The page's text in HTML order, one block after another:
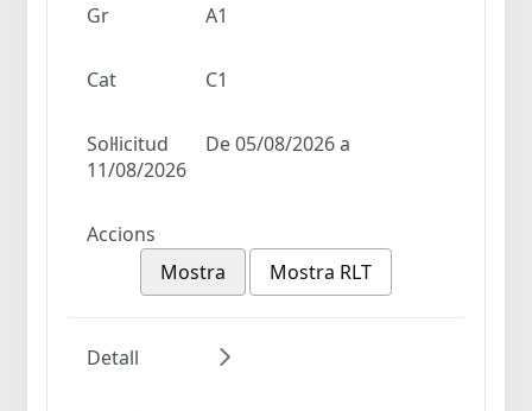
Gr A1
Cat C1
Sol·licitud
De 05/08/2026 a
11/08/2026
Accions
Mostra
Mostra RLT
Detall